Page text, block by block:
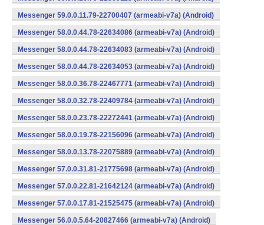
Messenger 59.0.0.11.79-22700407 (armeabi-v7a) (Android)
Messenger 58.0.0.44.78-22634086 (armeabi-v7a) (Android)
Messenger 58.0.0.44.78-22634083 (armeabi-v7a) (Android)
Messenger 58.0.0.44.78-22634053 (armeabi-v7a) (Android)
Messenger 58.0.0.36.78-22467771 (armeabi-v7a) (Android)
Messenger 58.0.0.32.78-22409784 (armeabi-v7a) (Android)
Messenger 58.0.0.23.78-22272441 (armeabi-v7a) (Android)
Messenger 58.0.0.19.78-22156096 (armeabi-v7a) (Android)
Messenger 58.0.0.13.78-22075889 (armeabi-v7a) (Android)
Messenger 57.0.0.31.81-21775698 (armeabi-v7a) (Android)
Messenger 57.0.0.22.81-21642124 (armeabi-v7a) (Android)
Messenger 57.0.0.17.81-21525475 (armeabi-v7a) (Android)
Messenger 56.0.0.5.64-20827466 (armeabi-v7a) (Android)